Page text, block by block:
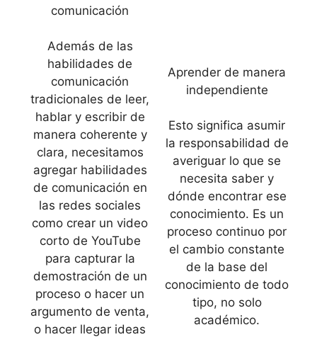
comunicación
Además de las
habilidades de
comunicación
tradicionales de leer,
hablar y escribir de
manera coherente y
clara, necesitamos
agregar habilidades
de comunicación en
las redes sociales
como crear un video
corto de YouTube
para capturar la
demostración de un
proceso o hacer un
argumento de venta,
o hacer llegar ideas
Aprender de manera
independiente
Esto significa asumir
la responsabilidad de
averiguar lo que se
necesita saber y
dónde encontrar ese
conocimiento. Es un
proceso continuo por
el cambio constante
de la base del
conocimiento de todo
tipo, no solo
académico.